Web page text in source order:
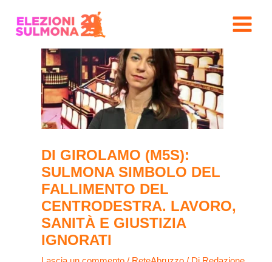
contenuto
MENU
DI GIROLAMO (M5S):
SULMONA SIMBOLO DEL
FALLIMENTO DEL
CENTRODESTRA. LAVORO,
SANITÀ E GIUSTIZIA
IGNORATI
articoli